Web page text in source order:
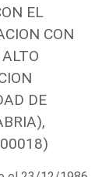
EL
CON
DE